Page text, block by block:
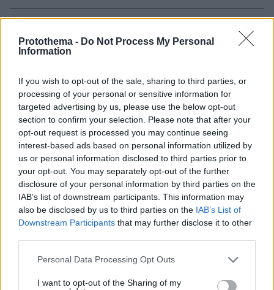
Protothema - Do Not Process My Personal
Information
If you wish to opt-out of the sale, sharing to third parties, or
processing of your personal or sensitive information for
targeted advertising by us, please use the below opt-out
section to confirm your selection. Please note that after your
opt-out request is processed you may continue seeing
interest-based ads based on personal information utilized by
us or personal information disclosed to third parties prior to
your opt-out. You may separately opt-out of the further
disclosure of your personal information by third parties on the
IAB’s list of downstream participants. This information may
also be disclosed by us to third parties on the IAB’s List of
Downstream Participants that may further disclose it to other
Please note that this website/app uses one or more Google
not limited to your visit or usage behaviour. You may click to
Personal Data Processing Opt Outs
I want to opt-out of the Sharing of my
11.04.2024, 17:03